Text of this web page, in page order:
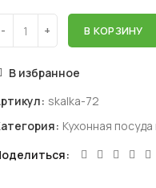
В КОРЗИНУ
В избранное
skalka-72
Кухонная